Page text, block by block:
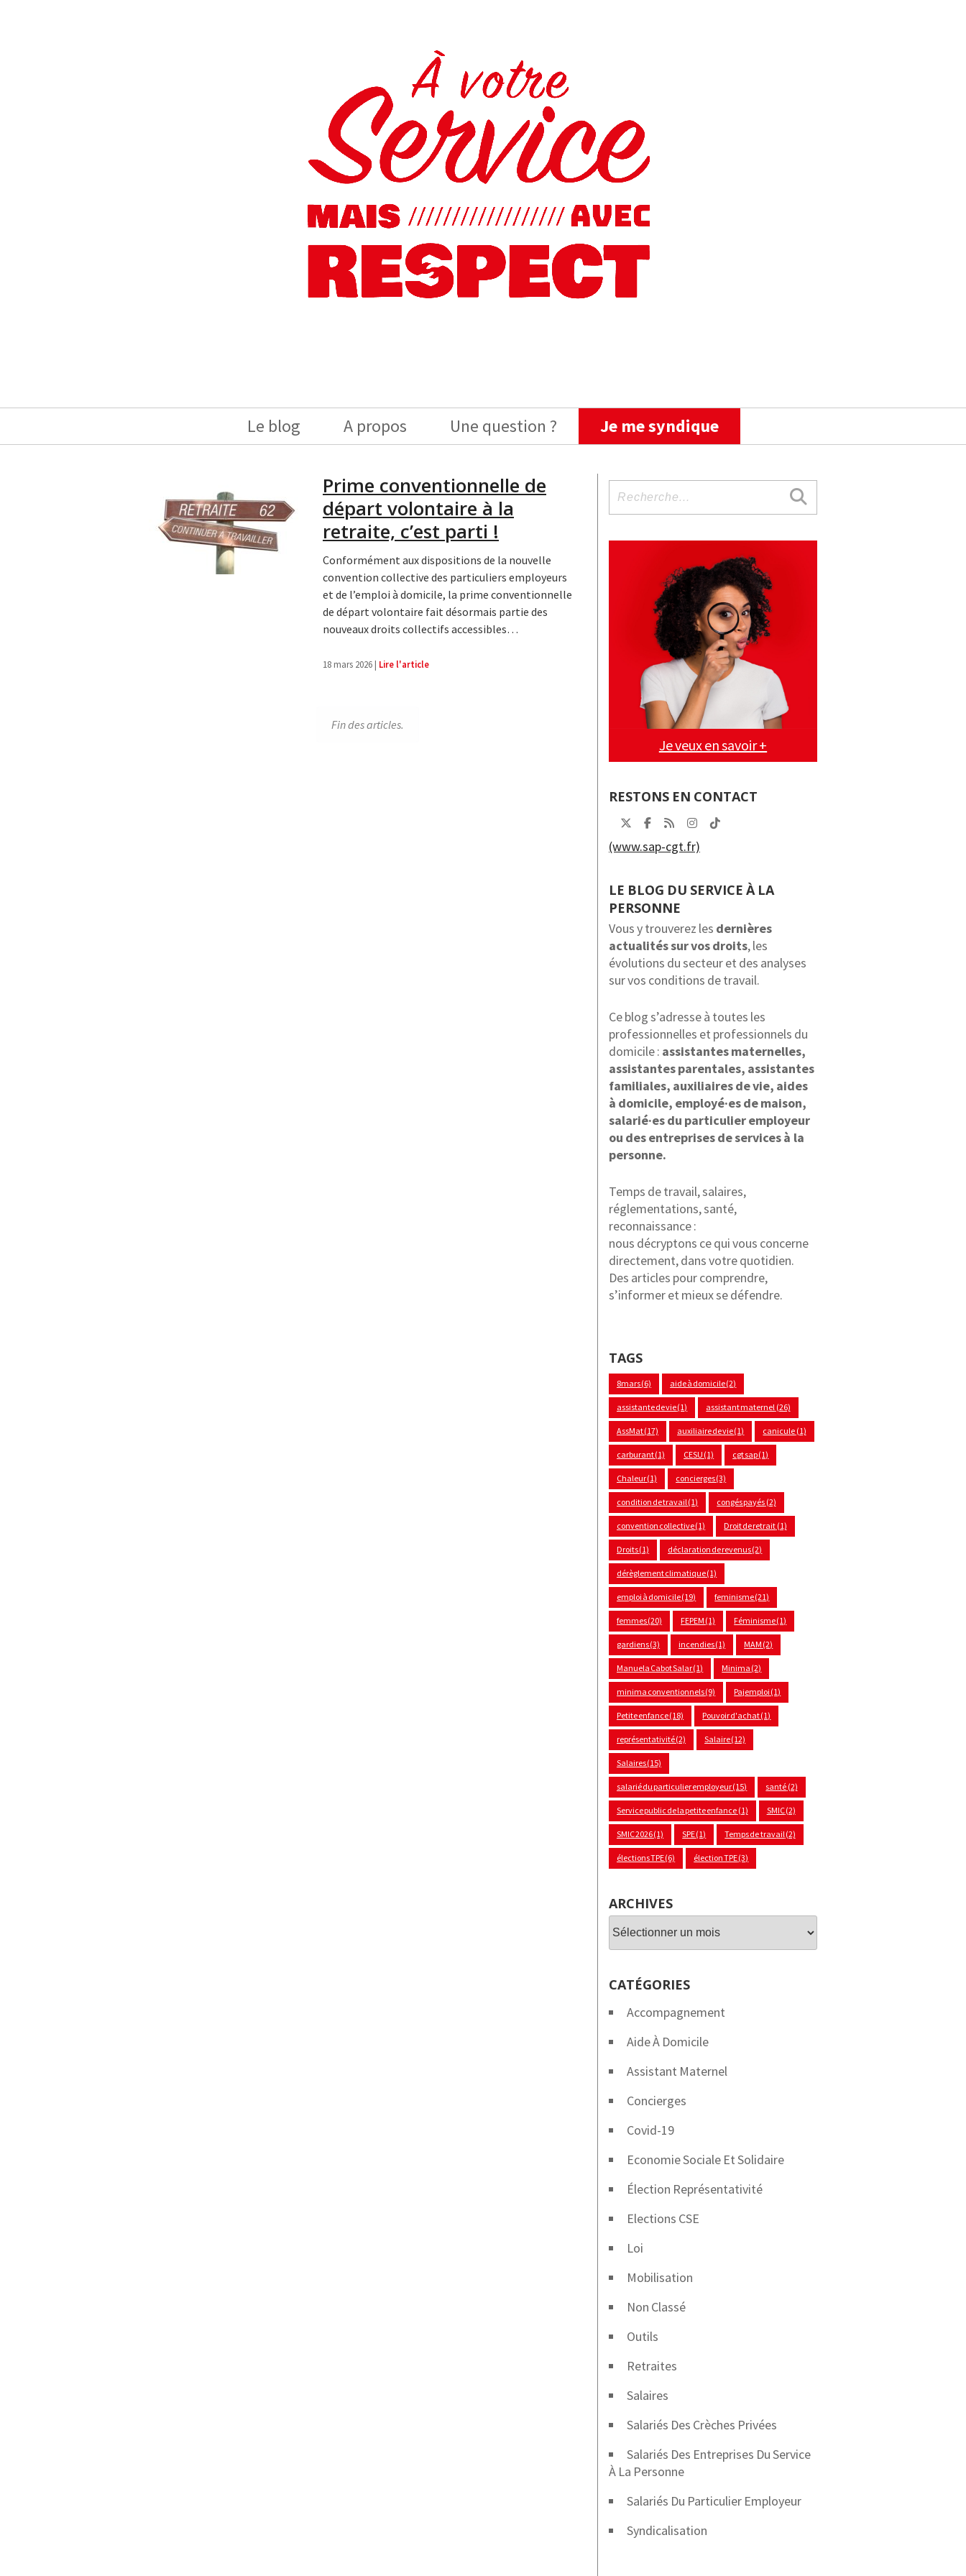
Le blog A propos Une question ? Je me syndique
Prime conventionnelle de
départ volontaire à la
retraite, c’est parti !
Conformément aux dispositions de la nouvelle
convention collective des particuliers employeurs
et de l’emploi à domicile, la prime conventionnelle
de départ volontaire fait désormais partie des
nouveaux droits collectifs accessibles…
18 mars 2026 | Lire l'article
Fin des articles.
pour
Je veux en savoir +
RESTONS EN CONTACT
(www.sap-cgt.fr)
LE BLOG DU SERVICE À LA
PERSONNE
Vous y trouverez les dernières
actualités sur vos droits, les
évolutions du secteur et des analyses
sur vos conditions de travail.
Ce blog s’adresse à toutes les
professionnelles et professionnels du
domicile : assistantes maternelles,
assistantes parentales, assistantes
familiales, auxiliaires de vie, aides
à domicile, employé·es de maison,
salarié·es du particulier employeur
ou des entreprises de services à la
personne.
Temps de travail, salaires,
réglementations, santé,
reconnaissance :
nous décryptons ce qui vous concerne
directement, dans votre quotidien.
Des articles pour comprendre,
s’informer et mieux se défendre.
TAGS
8mars(6) aide à domicile(2)
assistante de vie(1) assistant maternel (26)
AssMat(17) auxiliaire de vie(1) canicule (1)
carburant(1) CESU (1) cgt sap(1)
Chaleur(1) concierges(3)
condition de travail (1) congés payés (2)
convention collective(1) Droit de retrait (1)
Droits(1) déclaration de revenus(2)
dérèglement climatique(1)
emploi à domicile(19) feminisme(21)
femmes(20) FEPEM (1) Féminisme(1)
gardiens(3) incendies(1) MAM (2)
Manuela Cabot Salar(1) Minima (2)
minima conventionnels(9) Pajemploi (1)
Petite enfance(18) Pouvoir d'achat(1)
représentativité(2) Salaire(12)
Salaires(15)
salarié du particulier employeur(15) santé (2)
Service public de la petite enfance (1) SMIC(2)
SMIC 2026(1) SPE(1) Temps de travail (2)
élections TPE(6) élection TPE(3)
ARCHIVES
Archives
CATÉGORIES
Accompagnement
Aide À Domicile
Assistant Maternel
Concierges
Covid-19
Economie Sociale Et Solidaire
Élection Représentativité
Elections CSE
Loi
Mobilisation
Non Classé
Outils
Retraites
Salaires
Salariés Des Crèches Privées
Salariés Des Entreprises Du Service
À La Personne
Salariés Du Particulier Employeur
Syndicalisation